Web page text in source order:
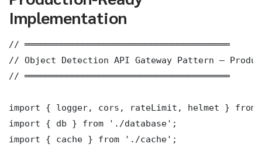
Implementation
// ═══════════════════════════════════════
// Object Detection API Gateway Pattern —
// ═══════════════════════════════════════
import { logger, cors, rateLimit, helmet } from
import { db } from './database';
import { cache } from './cache';